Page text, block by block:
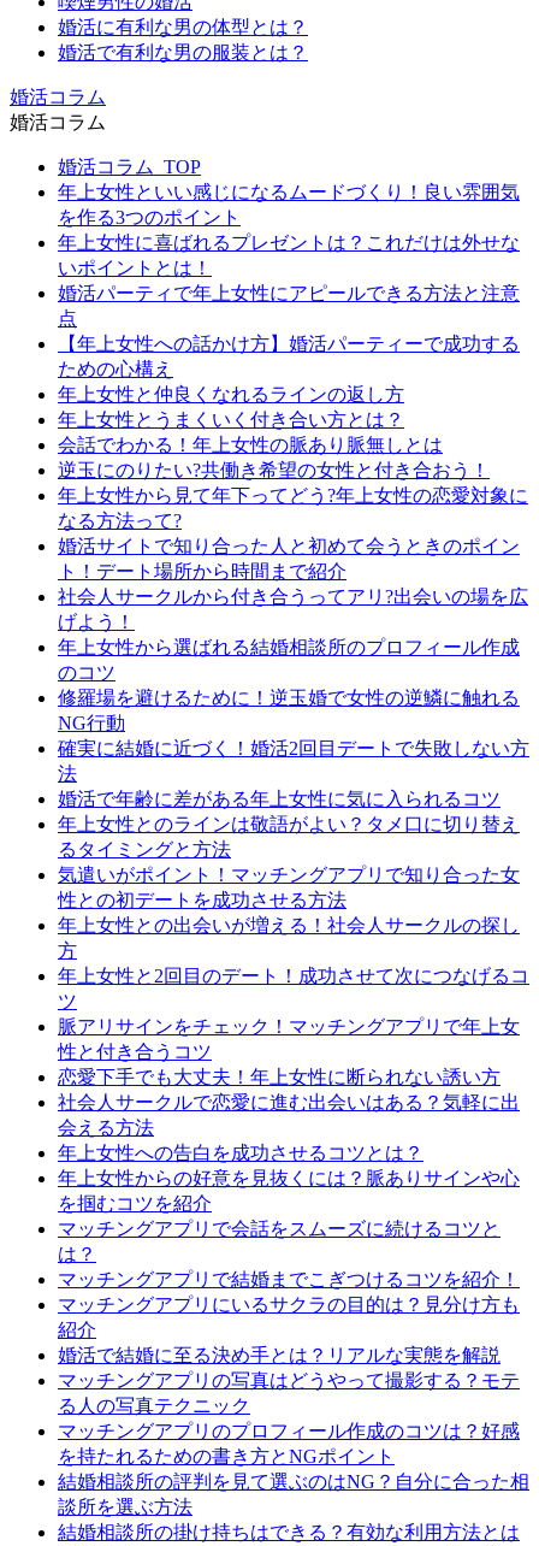
婚活に有利な男の体型とは？
婚活で有利な男の服装とは？
婚活コラム
婚活コラム
婚活コラム_TOP
年上女性といい感じになるムードづくり！良い雰囲気
を作る3つのポイント
年上女性に喜ばれるプレゼントは？これだけは外せな
いポイントとは！
婚活パーティで年上女性にアピールできる方法と注意
点
【年上女性への話かけ方】婚活パーティーで成功する
ための心構え
年上女性と仲良くなれるラインの返し方
年上女性とうまくいく付き合い方とは？
会話でわかる！年上女性の脈あり脈無しとは
逆玉にのりたい?共働き希望の女性と付き合おう！
年上女性から見て年下ってどう?年上女性の恋愛対象に
なる方法って?
婚活サイトで知り合った人と初めて会うときのポイン
ト！デート場所から時間まで紹介
社会人サークルから付き合うってアリ?出会いの場を広
げよう！
年上女性から選ばれる結婚相談所のプロフィール作成
のコツ
修羅場を避けるために！逆玉婚で女性の逆鱗に触れる
NG行動
確実に結婚に近づく！婚活2回目デートで失敗しない方
法
婚活で年齢に差がある年上女性に気に入られるコツ
年上女性とのラインは敬語がよい？タメ口に切り替え
るタイミングと方法
気遣いがポイント！マッチングアプリで知り合った女
性との初デートを成功させる方法
年上女性との出会いが増える！社会人サークルの探し
方
年上女性と2回目のデート！成功させて次につなげるコ
ツ
脈アリサインをチェック！マッチングアプリで年上女
性と付き合うコツ
恋愛下手でも大丈夫！年上女性に断られない誘い方
社会人サークルで恋愛に進む出会いはある？気軽に出
会える方法
年上女性への告白を成功させるコツとは？
年上女性からの好意を見抜くには？脈ありサインや心
を掴むコツを紹介
マッチングアプリで会話をスムーズに続けるコツと
は？
マッチングアプリで結婚までこぎつけるコツを紹介！
マッチングアプリにいるサクラの目的は？見分け方も
紹介
婚活で結婚に至る決め手とは？リアルな実態を解説
マッチングアプリの写真はどうやって撮影する？モテ
る人の写真テクニック
マッチングアプリのプロフィール作成のコツは？好感
を持たれるための書き方とNGポイント
結婚相談所の評判を見て選ぶのはNG？自分に合った相
談所を選ぶ方法
結婚相談所の掛け持ちはできる？有効な利用方法とは